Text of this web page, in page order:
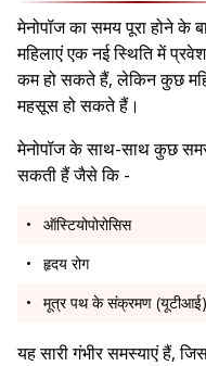
मेनोपॉज का समय पूरा होने के
महिलाएं एक नई स्थिति में
कम हो सकते हैं, लेकिन कुछ
महसूस हो सकते हैं।
मेनोपॉज के साथ-साथ कुछ
सकती हैं जैसे कि -
ऑस्टियोपोरोसिस
हृदय रोग
मूत्र पथ के संक्रमण (यूटीआई)
यह सारी गंभीर समस्याएं हैं,